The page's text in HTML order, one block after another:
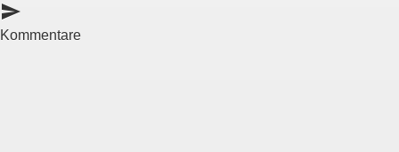
send
Kommentare